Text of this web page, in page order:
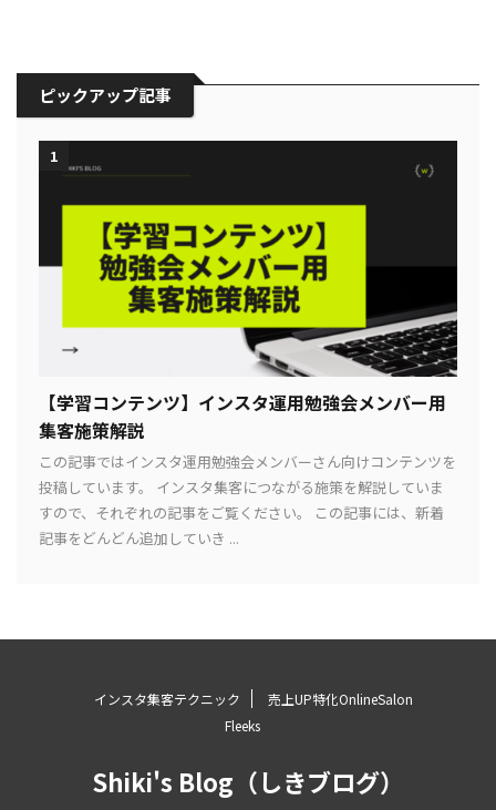
ピックアップ記事
1
【学習コンテンツ】インスタ運用勉強会メンバー用
集客施策解説
この記事ではインスタ運用勉強会メンバーさん向けコンテンツを
投稿しています。 インスタ集客につながる施策を解説していま
すので、それぞれの記事をご覧ください。 この記事には、新着
記事をどんどん追加していき ...
インスタ集客テクニック
売上UP特化OnlineSalon
Fleeks
Shiki's Blog（しきブログ）